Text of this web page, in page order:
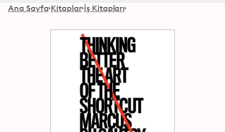
Ana Sayfa Kitaplar İş Kitapları